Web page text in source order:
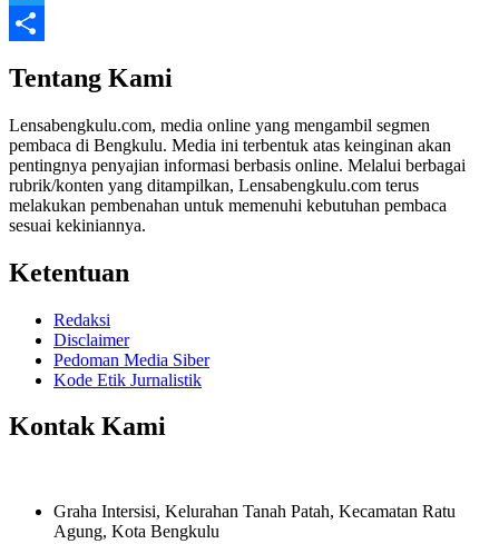
Twitter
Tentang Kami
Lensabengkulu.com, media online yang mengambil segmen
pembaca di Bengkulu. Media ini terbentuk atas keinginan akan
pentingnya penyajian informasi berbasis online. Melalui berbagai
rubrik/konten yang ditampilkan, Lensabengkulu.com terus
melakukan pembenahan untuk memenuhi kebutuhan pembaca
sesuai kekiniannya.
Ketentuan
Redaksi
Disclaimer
Pedoman Media Siber
Kode Etik Jurnalistik
Kontak Kami
Graha Intersisi, Kelurahan Tanah Patah, Kecamatan Ratu
Agung, Kota Bengkulu